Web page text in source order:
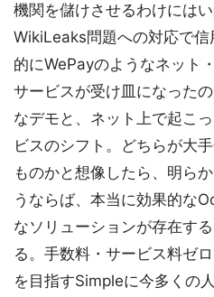
機関を儲けさせるわけには
WikiLeaks問題への対応で
的にWePayのようなネット
サービスが受け皿になった
なデモと、ネット上で起こ
ビスのシフト。どちらが大
ものかと想像したら、明ら
うならば、本当に効果的な
なソリューションが存在す
る。手数料・サービス料ゼ
を目指すSimpleに今多くの